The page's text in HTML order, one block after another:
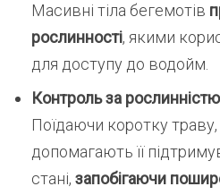
Масивні тіла бегемотів
рослинності, якими
для доступу до водойм.
Контроль за рослинністю
Поїдаючи коротку
допомагають її
стані, запобігаючи